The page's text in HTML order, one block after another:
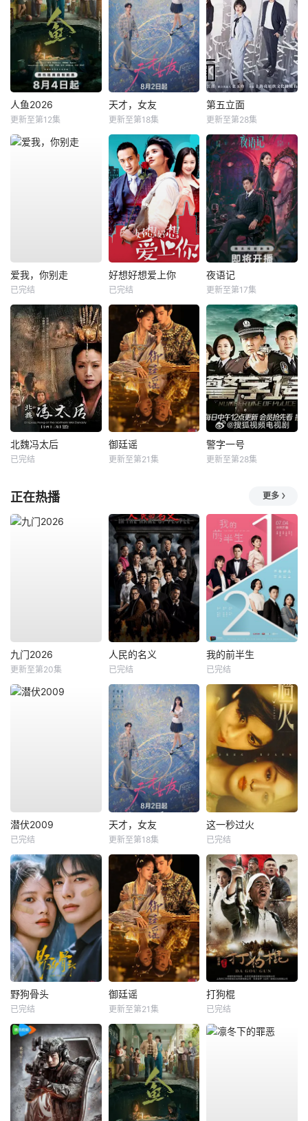
人鱼2026
更新至第12集
天才，女友
更新至第18集
第五立面
更新至第28集
爱我，你别走
已完结
好想好想爱上你
已完结
夜语记
更新至第17集
北魏冯太后
已完结
御廷谣
更新至第21集
警字一号
更新至第28集
正在热播 更多
九门2026
更新至第20集
人民的名义
已完结
我的前半生
已完结
潜伏2009
已完结
天才，女友
更新至第18集
这一秒过火
已完结
野狗骨头
已完结
御廷谣
更新至第21集
打狗棍
已完结